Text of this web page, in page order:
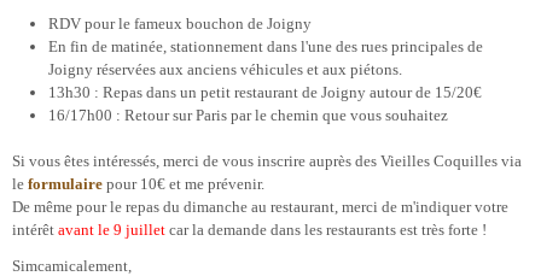
RDV pour le fameux bouchon de Joigny
En fin de matinée, stationnement dans l'une des rues principales de
Joigny réservées aux anciens véhicules et aux piétons.
13h30 : Repas dans un petit restaurant de Joigny autour de 15/20€
16/17h00 : Retour sur Paris par le chemin que vous souhaitez
Si vous êtes intéressés, merci de vous inscrire auprès des Vieilles Coquilles via
le formulaire pour 10€ et me prévenir.
De même pour le repas du dimanche au restaurant, merci de m'indiquer votre
intérêt avant le 9 juillet car la demande dans les restaurants est très forte !
Simcamicalement,